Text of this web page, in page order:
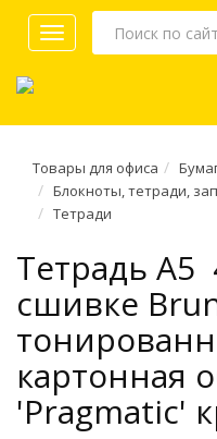
Toggle
navigation
Товары для офиса
Блокноты, тетради,
Тетради
Тетрадь A5
сшивке
картонная
'Pragmatic'